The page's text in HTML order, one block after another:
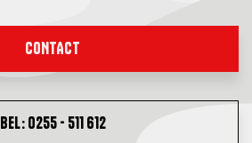
CONTACT
BEL: 0255 - 511 612